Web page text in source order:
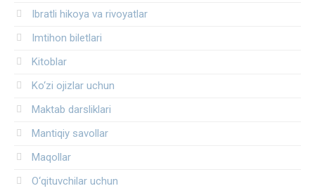
Ibratli hikoya va rivoyatlar
Imtihon biletlari
Kitoblar
Ko‘zi ojizlar uchun
Maktab darsliklari
Mantiqiy savollar
Maqollar
O‘qituvchilar uchun